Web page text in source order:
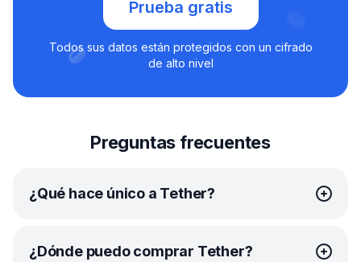
Prueba gratis
Todos sus datos están protegidos con un cifrado
de alto nivel
Preguntas frecuentes
¿Qué hace único a Tether?
La característica distintiva del USDT es que su valor
es fijo con respecto al dólar estadounidense. Según los
¿Dónde puedo comprar Tether?